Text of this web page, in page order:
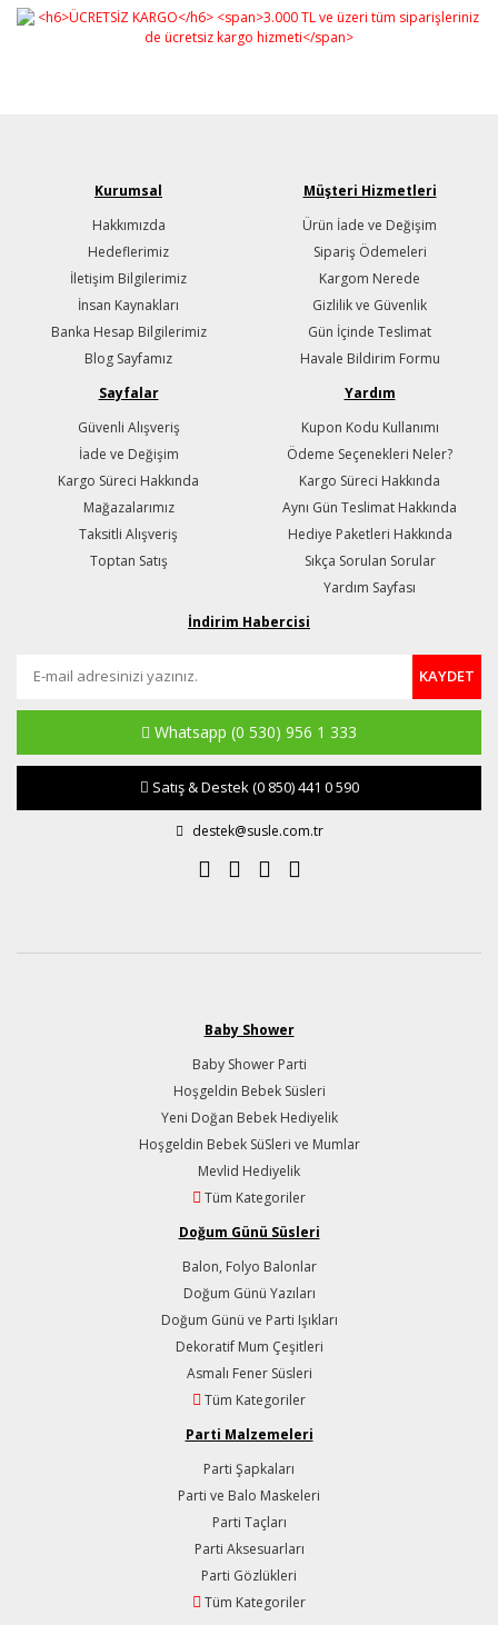
Kurumsal
Hakkımızda
Hedeflerimiz
İletişim Bilgilerimiz
İnsan Kaynakları
Banka Hesap Bilgilerimiz
Blog Sayfamız
Müşteri Hizmetleri
Ürün İade ve Değişim
Sipariş Ödemeleri
Kargom Nerede
Gizlilik ve Güvenlik
Gün İçinde Teslimat
Havale Bildirim Formu
Sayfalar
Güvenli Alışveriş
İade ve Değişim
Kargo Süreci Hakkında
Mağazalarımız
Taksitli Alışveriş
Toptan Satış
Yardım
Kupon Kodu Kullanımı
Ödeme Seçenekleri Neler?
Kargo Süreci Hakkında
Aynı Gün Teslimat Hakkında
Hediye Paketleri Hakkında
Sıkça Sorulan Sorular
Yardım Sayfası
İndirim Habercisi
KAYDET
Whatsapp (0 530) 956 1 333
Satış & Destek(0 850) 441 0 590
destek@susle.com.tr
Baby Shower
Baby Shower Parti
Hoşgeldin Bebek Süsleri
Yeni Doğan Bebek Hediyelik
Hoşgeldin Bebek SüSleri ve Mumlar
Mevlid Hediyelik
Tüm Kategoriler
Doğum Günü Süsleri
Balon, Folyo Balonlar
Doğum Günü Yazıları
Doğum Günü ve Parti Işıkları
Dekoratif Mum Çeşitleri
Asmalı Fener Süsleri
Tüm Kategoriler
Parti Malzemeleri
Parti Şapkaları
Parti ve Balo Maskeleri
Parti Taçları
Parti Aksesuarları
Parti Gözlükleri
Tüm Kategoriler